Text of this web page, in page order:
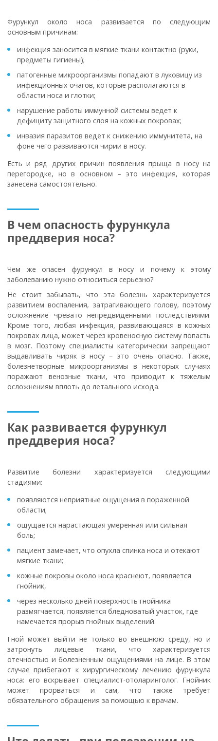
Фурункул около носа развивается по следующим
основным причинам:
инфекция заносится в мягкие ткани контактно (руки,
предметы гигиены);
патогенные микроорганизмы попадают в луковицу из
инфекционных очагов, которые располагаются в
области носа и глотки;
нарушение работы иммунной системы ведет к
дефициту защитного слоя на кожных покровах;
инвазия паразитов ведет к снижению иммунитета, на
фоне чего развиваются чирии в носу.
Есть и ряд других причин появления прыща в носу на
перегородке, но в основном – это инфекция, которая
занесена самостоятельно.
В чем опасность фурункула
преддверия носа?
Чем же опасен фурункул в носу и почему к этому
заболеванию нужно относиться серьезно?
Не стоит забывать, что эта болезнь характеризуется
развитием воспаления, затрагивающего голову, поэтому
осложнение чревато непредвиденными последствиями.
Кроме того, любая инфекция, развивающаяся в кожных
покровах лица, может через кровеносную систему попасть
в мозг. Поэтому специалисты категорически запрещают
выдавливать чиряк в носу – это очень опасно. Также,
болезнетворные микроорганизмы в некоторых случаях
поражают венозные ткани, что приводит к тяжелым
осложнениям вплоть до летального исхода.
Как развивается фурункул
преддверия носа?
Развитие болезни характеризуется следующими
стадиями:
появляются неприятные ощущения в пораженной
области;
ощущается нарастающая умеренная или сильная
боль;
пациент замечает, что опухла спинка носа и отекают
мягкие ткани;
кожные покровы около носа краснеют, появляется
гнойник,
через несколько дней поверхность гнойника
размягчается, появляется бледноватый участок, где
намечается прорыв гнойных выделений.
Гной может выйти не только во внешнюю среду, но и
затронуть лицевые ткани, что характеризуется
отечностью и болезненным ощущениями на лице. В этом
случае прибегают к хирургическому лечению фурункула
носа: его вскрывает специалист-отоларинголог. Гнойник
может прорваться и сам, что также требует
обязательного обращения за помощью к врачам.